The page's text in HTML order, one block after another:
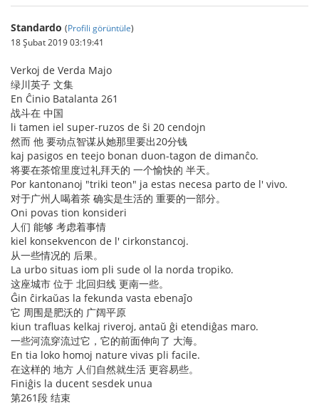
Standardo (Profili görüntüle)
18 Şubat 2019 03:19:41
Verkoj de Verda Majo
绿川英子 文集
En Ĉinio Batalanta 261
战斗在 中国
li tamen iel super-ruzos de ŝi 20 cendojn
然而 他 要动点智谋从她那里要出20分钱
kaj pasigos en teejo bonan duon-tagon de dimanĉo.
将要在茶馆里度过礼拜天的 一个愉快的 半天。
Por kantonanoj "triki teon" ja estas necesa parto de l' vivo.
对于广州人喝着茶 确实是生活的 重要的一部分。
Oni povas tion konsideri
人们 能够 考虑着事情
kiel konsekvencon de l' cirkonstancoj.
从一些情况的 后果。
La urbo situas iom pli sude ol la norda tropiko.
这座城市 位于 北回归线 更南一些。
Ĝin ĉirkaŭas la fekunda vasta ebenaĵo
它 周围是肥沃的 广阔平原
kiun trafluas kelkaj riveroj, antaŭ ĝi etendiĝas maro.
一些河流穿流过它，它的前面伸向了 大海。
En tia loko homoj nature vivas pli facile.
在这样的 地方 人们自然就生活 更容易些。
Finiĝis la ducent sesdek unua
第261段 结束